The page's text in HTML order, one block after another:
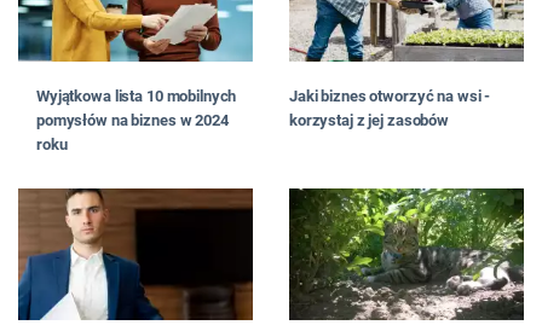
Wyjątkowa lista 10 mobilnych
pomysłów na biznes w 2024
roku
Jaki biznes otworzyć na wsi -
korzystaj z jej zasobów